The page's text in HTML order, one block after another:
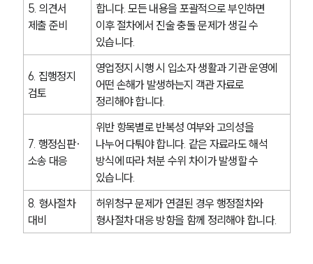
헌법·행정·규제·개혁그룹 업무
구성원 소개
행정전문변호사
소식/자료
언론보도
공지사항
법률 블로그
법률서식
5. 의견서
제출 준비
합니다. 모든 내용을 포괄적으로 부인하면
이후 절차에서 진술 충돌 문제가 생길 수
있습니다.
6. 집행정지
검토
영업정지 시행 시 입소자 생활과 기관 운영에
어떤 손해가 발생하는지 객관 자료로
정리해야 합니다.
7. 행정심판·
소송 대응
위반 항목별로 반복성 여부와 고의성을
나누어 다퉈야 합니다. 같은 자료라도 해석
방식에 따라 처분 수위 차이가 발생할 수
있습니다.
8. 형사절차
대비
허위청구 문제가 연결된 경우 행정절차와
형사절차 대응 방향을 함께 정리해야 합니다.